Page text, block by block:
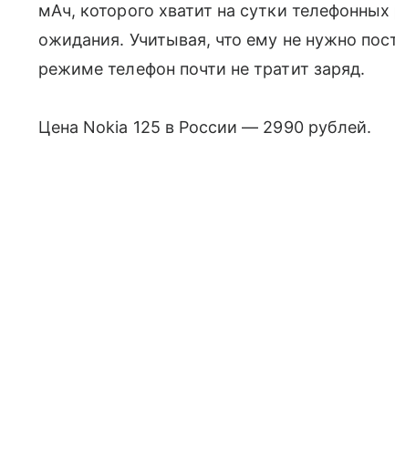
мАч, которого хватит на сутки
ожидания. Учитывая, что ему не нужно
режиме телефон почти не тратит заряд.
Цена Nokia 125 в России — 2990 рублей.